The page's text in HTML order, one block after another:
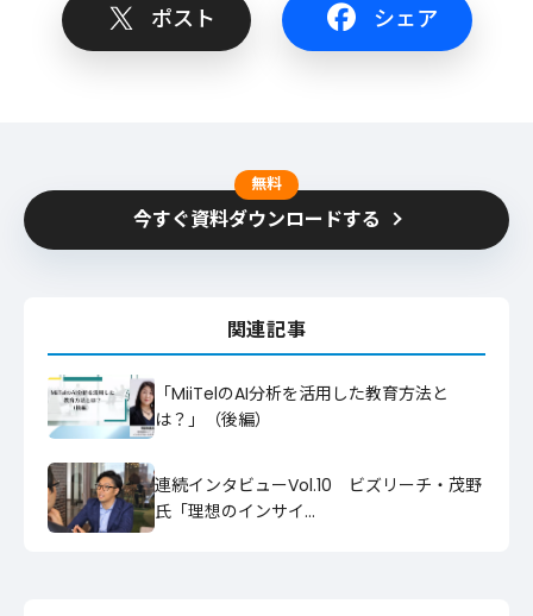
ポスト シェア
無料
今すぐ資料ダウンロードする
関連記事
「MiiTelのAI分析を活用した教育方法と
は？」（後編）
連続インタビューVol.10 ビズリーチ・茂野
氏「理想のインサイ…